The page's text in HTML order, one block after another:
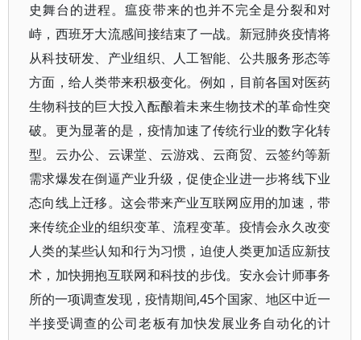
史舞台的进程。瘟疫带来的也并不完全是分裂和对
峙，西班牙大流感间接结束了一战。新冠肺炎疫情将
从科技研发、产业组织、人工智能、公共服务形态等
方面，给人类带来积极变化。例如，目前各国对医药
生物科技的巨大投入酝酿着未来生物技术的革命性突
破。更为显著的是，疫情加速了传统行业的数字化转
型。云办公、云课堂、云游戏、云商贸、云签约等新
需求爆发在倒逼产业升级，促使企业进一步将线下业
态向线上迁移。这会带来产业互联网应用的加速，带
来传统企业的组织变革、流程变革。疫情会永久改变
人类的某些认知和行为习惯，迫使人类更加适应新技
术，加快拥抱互联网和科技的步伐。安永会计师事务
所的一项调查发现，疫情期间,45个国家、地区中近一
半接受调查的公司老板有加快发展业务自动化的计